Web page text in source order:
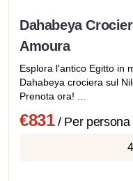
Dahabeya
Amoura
Esplora l'antico Egitto in
Dahabeya crociera sul
Prenota ora! ...
€831/ Per persona